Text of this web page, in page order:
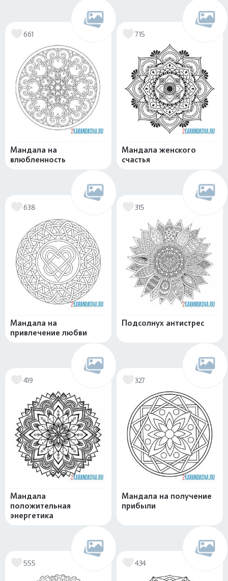
661
Мандала на
влюбленность
715
Мандала женского
счастья
638
Мандала на
привлечение любви
315
Подсолнух антистрес
419
Мандала
положительная
энергетика
327
Мандала на получение
прибыли
555 434